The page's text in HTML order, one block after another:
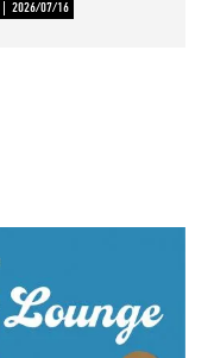
2026/07/16